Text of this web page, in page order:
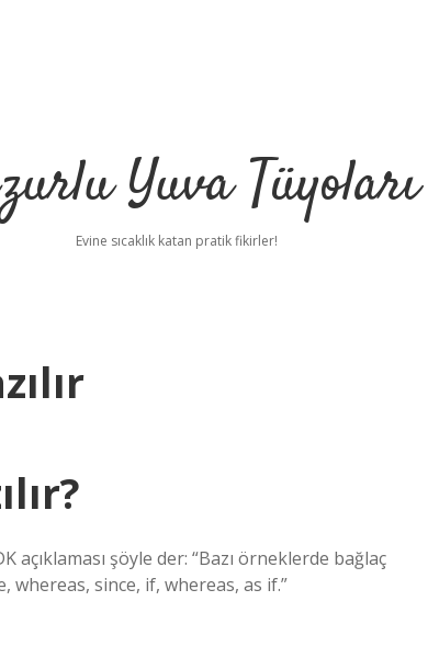
Yuva Tüyoları
Evine sıcaklık katan pratik fikirler!
açıklaması şöyle der: “Bazı örneklerde bağlaç
whereas, since, if, whereas, as if.”